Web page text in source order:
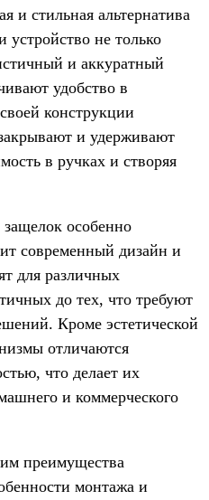
и стильная альтернатива
не только
и аккуратный
удобство в
конструкции
и удерживают
в ручках и створяя
особенно
современный дизайн и
для различных
до тех, что требуют
Кроме эстетической
отличаются
что делает их
и коммерческого
преимущества
монтажа и